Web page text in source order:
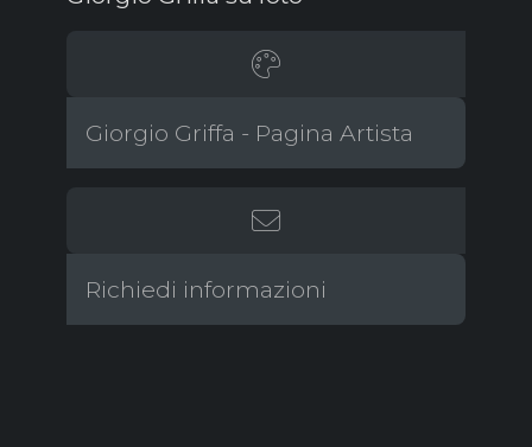
Giorgio Griffa - Pagina Artista
Richiedi informazioni